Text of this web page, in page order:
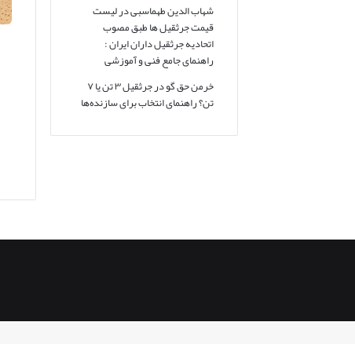
شهاب الدین طهماسبیدرلیست
قیمت جرثقیل ها طبق مصوب
اتحادیه جرثقیل داران ایران :
راهنمای جامع فنی و آموزشی
خرمن حق گودر
جرثقیل ۳ تن یا ۷
تن؟ راهنمای انتخاب برای سازنده‌ها